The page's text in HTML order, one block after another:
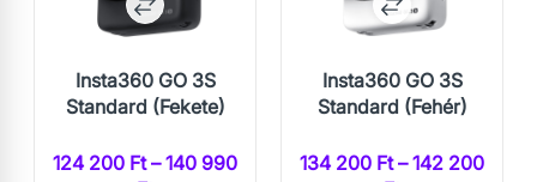
Insta360 GO 3S
Standard (Fekete)
124 200 Ft – 140 990
Insta360 GO 3S
Standard (Fehér)
134 200 Ft – 142 200